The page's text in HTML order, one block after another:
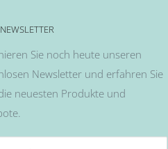
Sie noch heute unseren
Newsletter und erfahren Sie
neuesten Produkte und